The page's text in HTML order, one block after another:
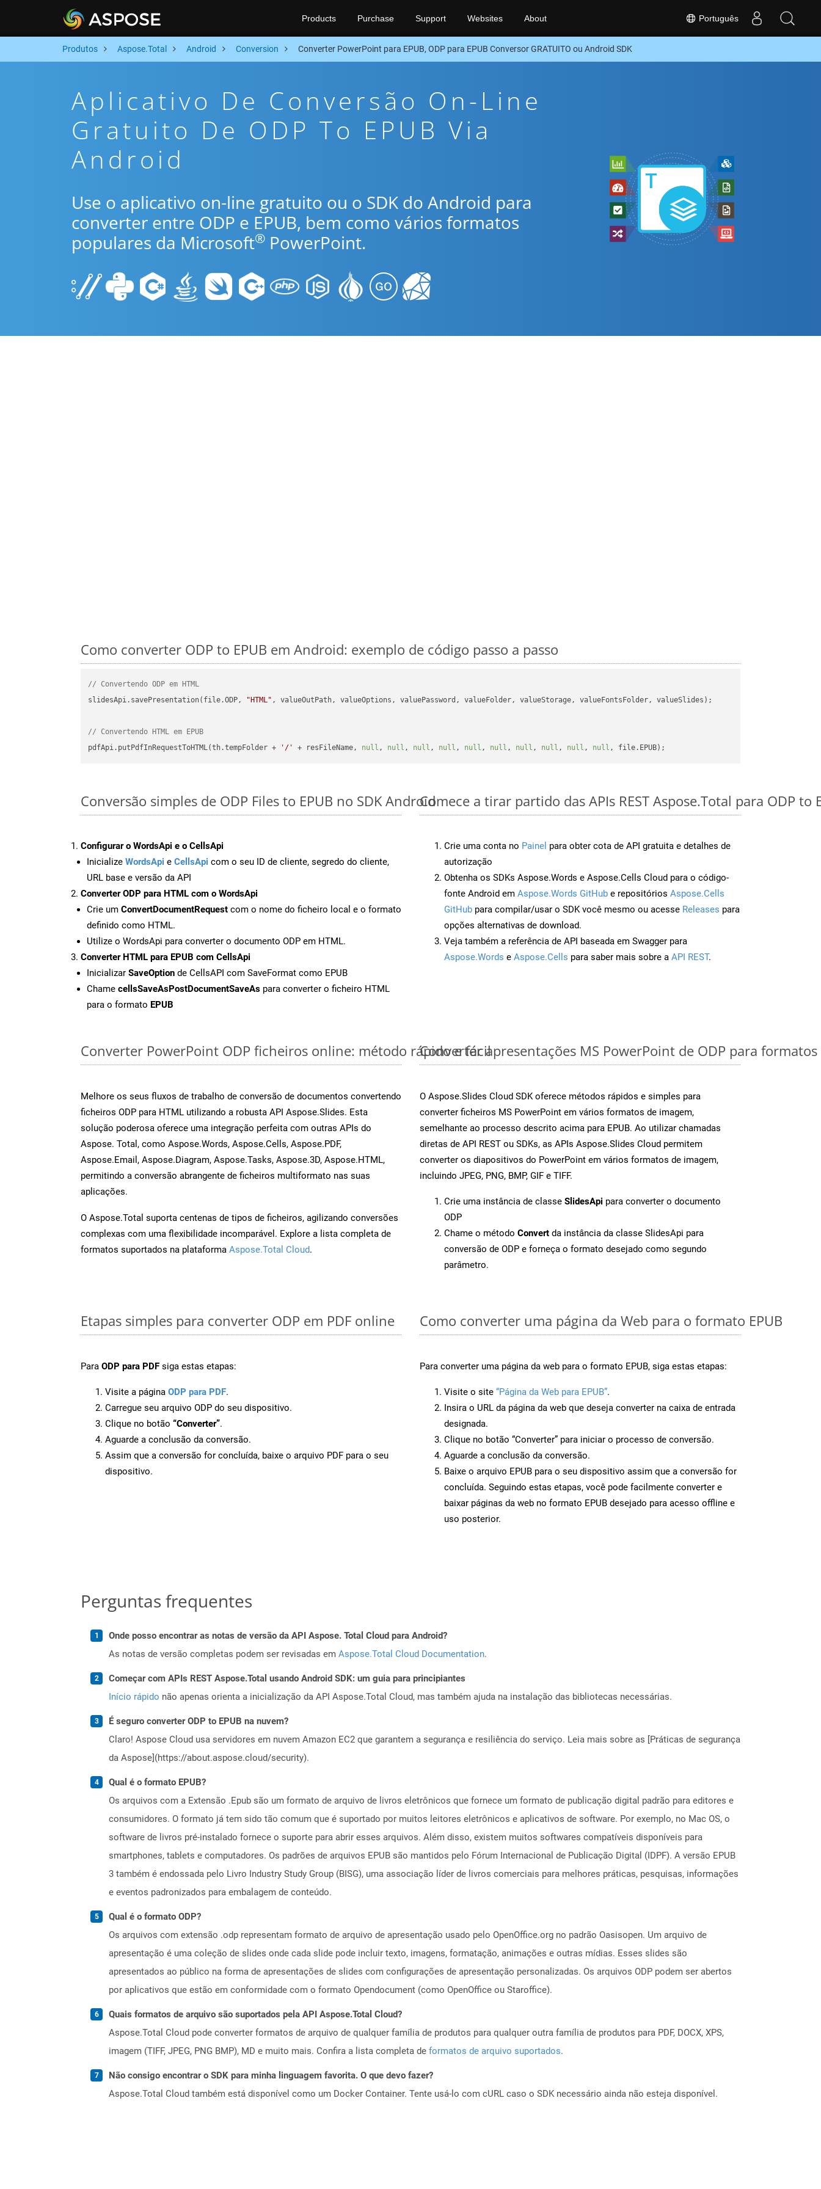
Português
Products Purchase Support Websites About
Produtos Aspose.Total Android Conversion Converter PowerPoint para EPUB, ODP para EPUB Conversor GRATUITO ou Android SDK
Aplicativo De Conversão On-Line
Gratuito De ODP To EPUB Via
Android
Use o aplicativo on-line gratuito ou o SDK do Android para
converter entre ODP e EPUB, bem como vários formatos
populares da Microsoft® PowerPoint.
Como converter ODP to EPUB em Android: exemplo de código passo a passo
// Convertendo ODP em HTML
slidesApi.savePresentation(file.ODP,
"HTML" , valueOutPath, valueOptions, valuePassword, valueFolder, valueStorage, valueFontsFolder, valueSlides);
// Convertendo HTML em EPUB
pdfApi.putPdfInRequestToHTML(th.tempFolder +
'/' + resFileName, null , null , null , null , null , null , null , null , null , null
Conversão simples de ODP Files to EPUB no SDK Android
Configurar o WordsApi e o CellsApi
Inicialize WordsApi e CellsApi com o seu ID de cliente, segredo do cliente,
URL base e versão da API
Converter ODP para HTML com o WordsApi
Crie um ConvertDocumentRequest com o nome do ficheiro local e o formato
definido como HTML.
Utilize o WordsApi para converter o documento ODP em HTML.
Converter HTML para EPUB com CellsApi
Inicializar SaveOption de CellsAPI com SaveFormat como EPUB
Chame cellsSaveAsPostDocumentSaveAs para converter o ficheiro HTML
para o formato EPUB
Comece a tirar partido das APIs REST Aspose.Total para ODP to
Crie uma conta no Painel para obter cota de API gratuita e detalhes de
autorização
Obtenha os SDKs Aspose.Words e Aspose.Cells Cloud para o código-
fonte Android em Aspose.Words GitHub e repositórios Aspose.Cells
GitHub para compilar/usar o SDK você mesmo ou acesse Releases para
opções alternativas de download.
Veja também a referência de API baseada em Swagger para
Aspose.Words e Aspose.Cells para saber mais sobre a API REST.
Converter PowerPoint ODP ficheiros online: método rápido e fácil
Melhore os seus fluxos de trabalho de conversão de documentos convertendo
ficheiros ODP para HTML utilizando a robusta API Aspose.Slides. Esta
solução poderosa oferece uma integração perfeita com outras APIs do
Aspose. Total, como Aspose.Words, Aspose.Cells, Aspose.PDF,
Aspose.Email, Aspose.Diagram, Aspose.Tasks, Aspose.3D, Aspose.HTML,
permitindo a conversão abrangente de ficheiros multiformato nas suas
aplicações.
O Aspose.Total suporta centenas de tipos de ficheiros, agilizando conversões
complexas com uma flexibilidade incomparável. Explore a lista completa de
formatos suportados na plataforma Aspose.Total Cloud.
Converter apresentações MS PowerPoint de ODP para
O Aspose.Slides Cloud SDK oferece métodos rápidos e simples para
converter ficheiros MS PowerPoint em vários formatos de imagem,
semelhante ao processo descrito acima para EPUB. Ao utilizar chamadas
diretas de API REST ou SDKs, as APIs Aspose.Slides Cloud permitem
converter os diapositivos do PowerPoint em vários formatos de imagem,
incluindo JPEG, PNG, BMP, GIF e TIFF.
Crie uma instância de classe SlidesApi para converter o documento
ODP
Chame o método Convert da instância da classe SlidesApi para
conversão de ODP e forneça o formato desejado como segundo
parâmetro.
Etapas simples para converter ODP em PDF online
Para ODP para PDF siga estas etapas:
Visite a página ODP para PDF.
Carregue seu arquivo ODP do seu dispositivo.
Clique no botão “Converter”.
Aguarde a conclusão da conversão.
Assim que a conversão for concluída, baixe o arquivo PDF para o seu
dispositivo.
Como converter uma página da Web para o formato EPUB
Para converter uma página da web para o formato EPUB, siga estas etapas:
Visite o site “Página da Web para EPUB”.
Insira o URL da página da web que deseja converter na caixa de entrada
designada.
Clique no botão “Converter” para iniciar o processo de conversão.
Aguarde a conclusão da conversão.
Baixe o arquivo EPUB para o seu dispositivo assim que a conversão for
concluída. Seguindo estas etapas, você pode facilmente converter e
baixar páginas da web no formato EPUB desejado para acesso offline e
uso posterior.
Perguntas frequentes
Onde posso encontrar as notas de versão da API Aspose. Total Cloud para Android?
As notas de versão completas podem ser revisadas em Aspose.Total Cloud Documentation.
Começar com APIs REST Aspose.Total usando Android SDK: um guia para principiantes
Início rápido não apenas orienta a inicialização da API Aspose.Total Cloud, mas também ajuda na instalação das bibliotecas necessárias.
É seguro converter ODP to EPUB na nuvem?
Claro! Aspose Cloud usa servidores em nuvem Amazon EC2 que garantem a segurança e resiliência do serviço. Leia mais sobre as [Práticas de segurança
da Aspose](https://about.aspose.cloud/security).
Qual é o formato EPUB?
Os arquivos com a Extensão .Epub são um formato de arquivo de livros eletrônicos que fornece um formato de publicação digital padrão para editores e
consumidores. O formato já tem sido tão comum que é suportado por muitos leitores eletrônicos e aplicativos de software. Por exemplo, no Mac OS, o
software de livros pré-instalado fornece o suporte para abrir esses arquivos. Além disso, existem muitos softwares compatíveis disponíveis para
smartphones, tablets e computadores. Os padrões de arquivos EPUB são mantidos pelo Fórum Internacional de Publicação Digital (IDPF). A versão EPUB
3 também é endossada pelo Livro Industry Study Group (BISG), uma associação líder de livros comerciais para melhores práticas, pesquisas, informações
e eventos padronizados para embalagem de conteúdo.
Qual é o formato ODP?
Os arquivos com extensão .odp representam formato de arquivo de apresentação usado pelo OpenOffice.org no padrão Oasisopen. Um arquivo de
apresentação é uma coleção de slides onde cada slide pode incluir texto, imagens, formatação, animações e outras mídias. Esses slides são
apresentados ao público na forma de apresentações de slides com configurações de apresentação personalizadas. Os arquivos ODP podem ser abertos
por aplicativos que estão em conformidade com o formato Opendocument (como OpenOffice ou Staroffice).
Quais formatos de arquivo são suportados pela API Aspose.Total Cloud?
Aspose.Total Cloud pode converter formatos de arquivo de qualquer família de produtos para qualquer outra família de produtos para PDF, DOCX, XPS,
imagem (TIFF, JPEG, PNG BMP), MD e muito mais. Confira a lista completa de formatos de arquivo suportados.
Não consigo encontrar o SDK para minha linguagem favorita. O que devo fazer?
Aspose.Total Cloud também está disponível como um Docker Container. Tente usá-lo com cURL caso o SDK necessário ainda não esteja disponível.